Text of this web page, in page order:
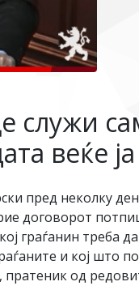
служи
веќе
пред неколку
договорот
граѓанин треба
и кој што
пратеник од